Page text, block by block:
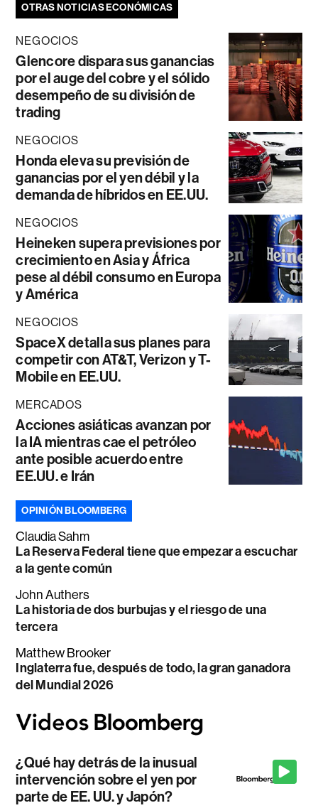
OTRAS NOTICIAS ECONÓMICAS
NEGOCIOS
Glencore dispara sus ganancias
por el auge del cobre y el sólido
desempeño de su división de
trading
NEGOCIOS
Honda eleva su previsión de
ganancias por el yen débil y la
demanda de híbridos en EE.UU.
NEGOCIOS
Heineken supera previsiones por
crecimiento en Asia y África
pese al débil consumo en Europa
y América
NEGOCIOS
SpaceX detalla sus planes para
competir con AT&T, Verizon y T-
Mobile en EE.UU.
MERCADOS
Acciones asiáticas avanzan por
la IA mientras cae el petróleo
ante posible acuerdo entre
EE.UU. e Irán
OPINIÓN BLOOMBERG
Claudia Sahm
La Reserva Federal tiene que empezar a escuchar
a la gente común
John Authers
La historia de dos burbujas y el riesgo de una
tercera
Matthew Brooker
Inglaterra fue, después de todo, la gran ganadora
del Mundial 2026
¿Qué hay detrás de la inusual
intervención sobre el yen por
parte de EE. UU. y Japón?